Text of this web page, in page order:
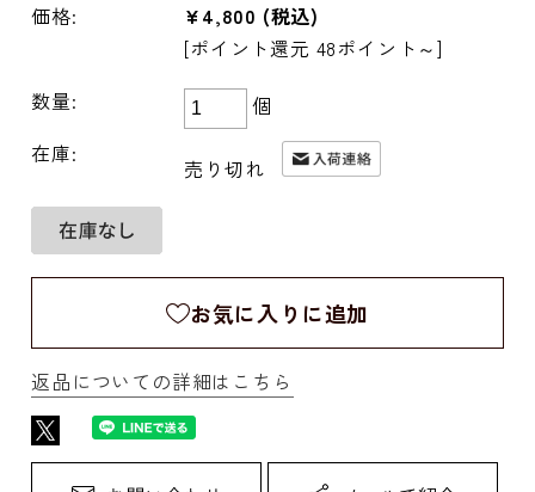
価格: ¥4,800 (税込)
[ポイント還元 48ポイント～]
数量:
個
在庫:
売り切れ
お気に入りに追加
返品についての詳細はこちら